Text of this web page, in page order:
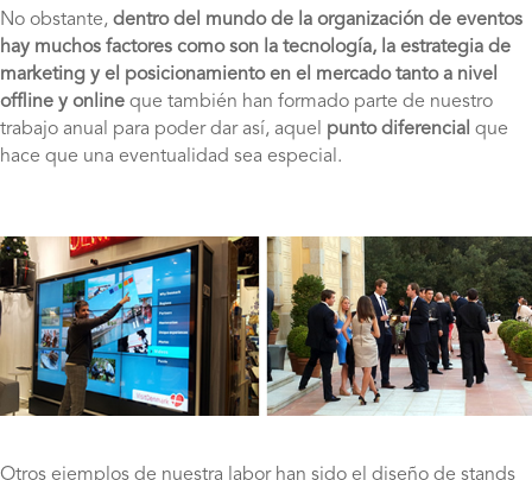
No obstante, dentro del mundo de la organización de eventos
hay muchos factores como son la tecnología, la estrategia de
marketing y el posicionamiento en el mercado tanto a nivel
offline y online que también han formado parte de nuestro
trabajo anual para poder dar así, aquel punto diferencial que
hace que una eventualidad sea especial.
Otros ejemplos de nuestra labor han sido el diseño de stands